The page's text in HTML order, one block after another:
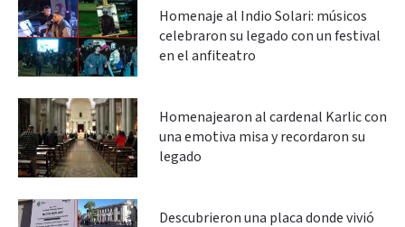
Homenaje al Indio Solari: músicos
celebraron su legado con un festival
en el anfiteatro
Homenajearon al cardenal Karlic con
una emotiva misa y recordaron su
legado
Descubrieron una placa donde vivió